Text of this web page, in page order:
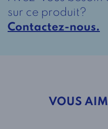
Unisexe
Marine
sur ce produit?
Contactez-nous.
VOUS